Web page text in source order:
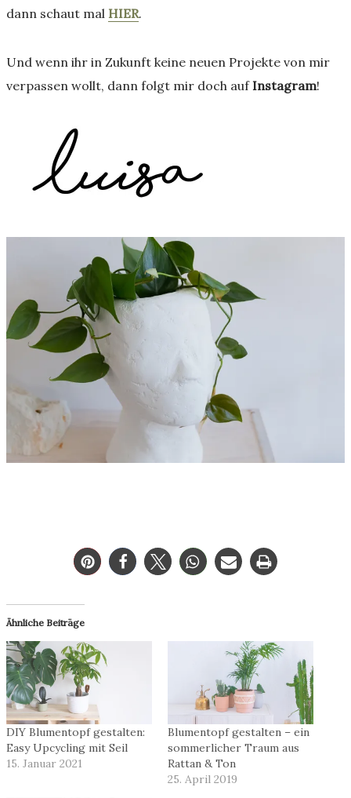
dann schaut mal HIER.
Und wenn ihr in Zukunft keine neuen Projekte von mir
verpassen wollt, dann folgt mir doch auf Instagram!
Ähnliche Beiträge
DIY Blumentopf gestalten:
Easy Upcycling mit Seil
15. Januar 2021
Blumentopf gestalten – ein
sommerlicher Traum aus
Rattan & Ton
25. April 2019